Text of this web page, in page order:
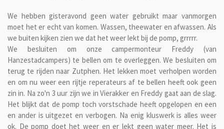
We hebben gisteravond geen water gebruikt maar vanmorgen
moet het er echt van komen. Wassen, theewater en afwassen. Als
we buiten kijken zien we dat het weer lekt bij de pomp, grrrrr.
We besluiten om onze campermonteur Freddy (van
Hanzestadcampers) te bellen om te overleggen. We besluiten om
terug te rijden naar Zutphen. Het lekken moet verholpen worden
en om nu weer een rijtje reperateurs af te bellen heeft ook geen
zin in. Na zo'n 3 uur zijn we in Vierakker en Freddy gaat aan de slag.
Het blijkt dat de pomp toch vorstschade heeft opgelopen en een
en ander is uitgezet en verbogen. Na enig kluswerk is alles weer
ok. De pomp doet het weer en er lekt geen water meer. Het is